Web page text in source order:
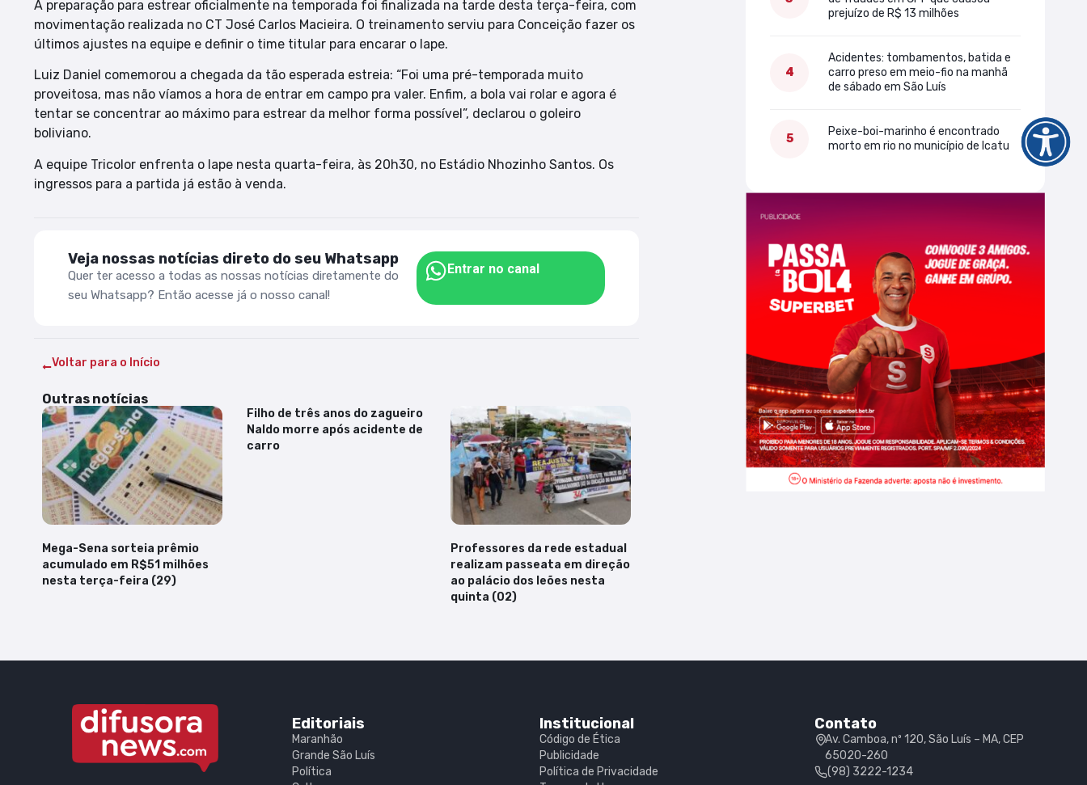
A preparação para estrear oficialmente na temporada foi finalizada na tarde desta terça-feira, com
movimentação realizada no CT José Carlos Macieira. O treinamento serviu para Conceição fazer os
últimos ajustes na equipe e definir o time titular para encarar o Iape.
Luiz Daniel comemorou a chegada da tão esperada estreia: “Foi uma pré-temporada muito
proveitosa, mas não víamos a hora de entrar em campo pra valer. Enfim, a bola vai rolar e agora é
tentar se concentrar ao máximo para estrear da melhor forma possível”, declarou o goleiro
boliviano.
A equipe Tricolor enfrenta o Iape nesta quarta-feira, às 20h30, no Estádio Nhozinho Santos. Os
ingressos para a partida já estão à venda.
Veja nossas notícias direto do seu Whatsapp
Quer ter acesso a todas as nossas notícias diretamente do
seu Whatsapp? Então acesse já o nosso canal!
Entrar no canal
Voltar para o Início
Outras notícias
Mega-Sena sorteia prêmio
acumulado em R$51 milhões
nesta terça-feira (29)
Filho de três anos do zagueiro
Naldo morre após acidente de
carro
Professores da rede estadual
realizam passeata em direção
ao palácio dos leões nesta
quinta (02)
prejuízo de R$ 13 milhões
Acidentes: tombamentos, batida e
carro preso em meio-fio na manhã
de sábado em São Luís
Peixe-boi-marinho é encontrado
morto em rio no município de Icatu
Editoriais
Maranhão
Grande São Luís
Política
Institucional
Código de Ética
Publicidade
Política de Privacidade
Contato
Av. Camboa, nº 120, São Luís – MA, CEP
65020-260
(98) 3222-1234